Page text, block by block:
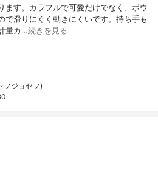
ます。カラフルで可愛だけでなく、ボウ
で滑りにくく動きにくいです。持ち手も
量カ…続きを見る
フジョセフ)